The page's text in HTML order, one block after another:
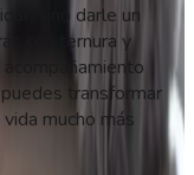
sino darle un
con ternura y
transformar
vida mucho más